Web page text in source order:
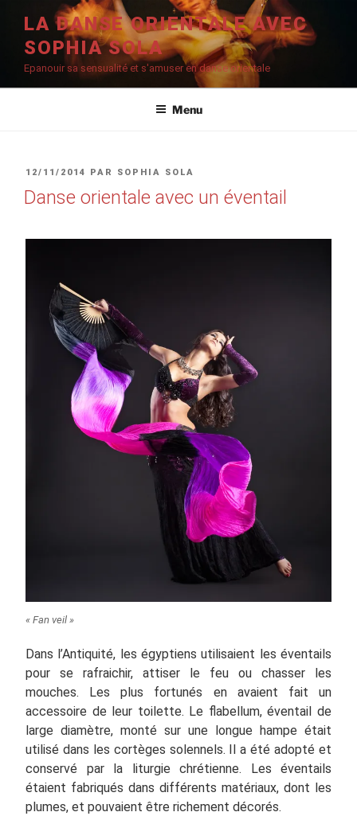
contenu
principal
LA DANSE ORIENTALE AVEC
SOPHIA SOLA
Epanouir sa sensualité et s'amuser en danse orientale
Menu
PUBLIÉ
LE
12/11/2014 PAR SOPHIA SOLA
Danse orientale avec un éventail
« Fan veil »
Dans l’Antiquité, les égyptiens utilisaient les éventails
pour se rafraichir, attiser le feu ou chasser les
mouches. Les plus fortunés en avaient fait un
accessoire de leur toilette. Le flabellum, éventail de
large diamètre, monté sur une longue hampe était
utilisé dans les cortèges solennels. Il a été adopté et
conservé par la liturgie chrétienne. Les éventails
étaient fabriqués dans différents matériaux, dont les
plumes, et pouvaient être richement décorés.